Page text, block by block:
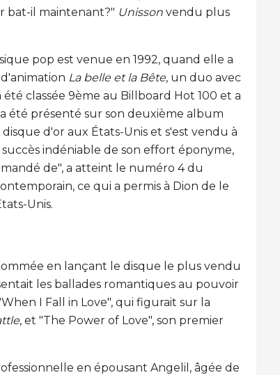
bat-il maintenant?" Unisson vendu plus
pop est venue en 1992, quand elle a
La belle et la Bête, un duo avec
classée 9ème au Billboard Hot 100 et a
été présenté sur son deuxième album
d'or aux États-Unis et s'est vendu à
indéniable de son effort éponyme,
de", a atteint le numéro 4 du
ce qui a permis à Dion de le
Unis.
en lançant le disque le plus vendu
les ballades romantiques au pouvoir
I Fall in Love", qui figurait sur la
, et "The Power of Love", son premier
en épousant Angelil, âgée de